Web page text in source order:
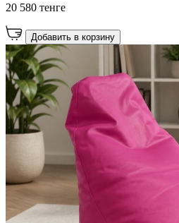
20 580 тенге
Добавить в корзину